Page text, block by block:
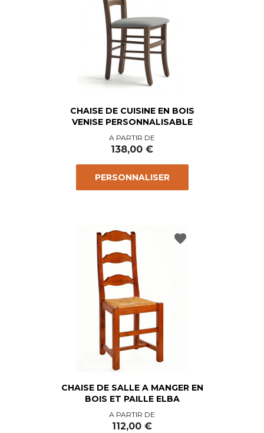
CHAISE DE CUISINE EN BOIS
VENISE PERSONNALISABLE
Prix
A PARTIR DE
138,00 €
PERSONNALISER
CHAISE DE SALLE A MANGER EN
BOIS ET PAILLE ELBA
Prix
A PARTIR DE
112,00 €
favorite